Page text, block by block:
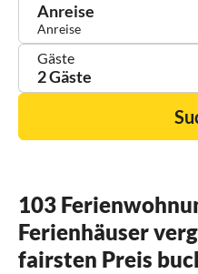
Anreise
Gäste
2 Gäste
103
Ferienhäuser
fairsten Preis